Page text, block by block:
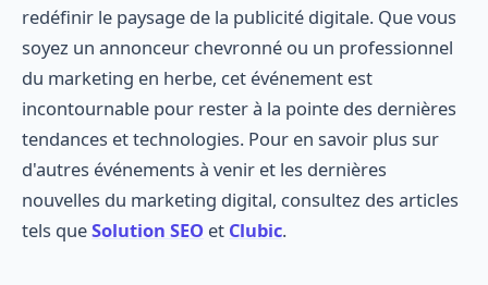
redéfinir le paysage de la publicité digitale. Que vous
soyez un annonceur chevronné ou un professionnel
du marketing en herbe, cet événement est
incontournable pour rester à la pointe des dernières
tendances et technologies. Pour en savoir plus sur
d'autres événements à venir et les dernières
nouvelles du marketing digital, consultez des articles
tels queSolution SEO et Clubic.